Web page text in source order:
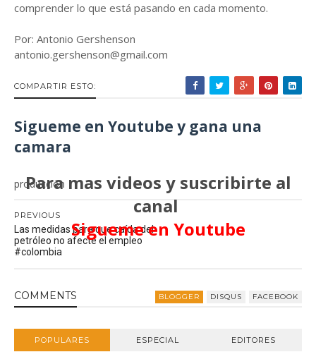
comprender lo que está pasando en cada momento.
Por: Antonio Gershenson
antonio.gershenson@gmail.com
COMPARTIR ESTO:
Sigueme en Youtube y gana una
camara
Para mas videos y suscribirte al
canal
Sigueme en Youtube
produccion
PREVIOUS
Las medidas para que caída del
petróleo no afecte el empleo
#colombia
COMMENTS BLOGGER DISQUS FACEBOOK
POPULARES ESPECIAL EDITORES